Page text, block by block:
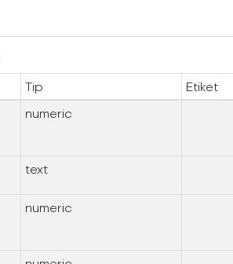
Tip Etiket
numeric
text
numeric